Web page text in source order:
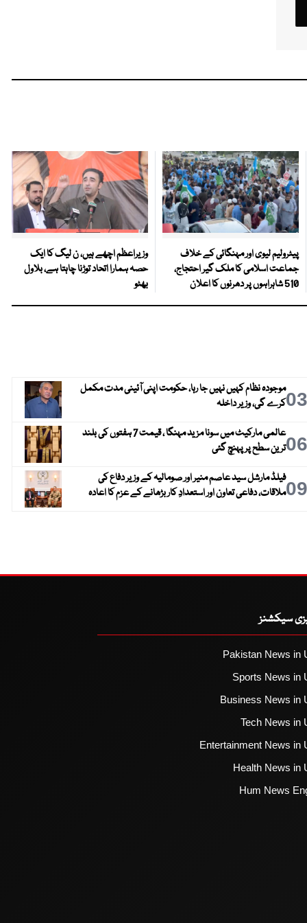
پیٹرولیم لیوی اور مہنگائی کے خلاف
جماعت اسلامی کا ملک گیر احتجاج،
510 شاہراہوں پر دھرنوں کا اعلان
وزیراعظم اچھے ہیں، ن لیگ کا ایک
حصہ ہمارا اتحاد توڑنا چاہتا ہے، بلاول
بھٹو
03موجودہ نظام کہیں نہیں جا رہا، حکومت اپنی آئینی مدت مکمل
کرے گی، وزیر داخلہ
06
عالمی مارکیٹ میں سونا مزید مہنگا ، قیمت 7 ہفتوں کی بلند
ترین سطح پر پہنچ گئی
09فیلڈ مارشل سید عاصم منیر اور صومالیہ کے وزیر دفاع کی
ملاقات، دفاعی تعاون اور استعدادِ کار بڑھانے کے عزم کا اعادہ
سیکشنز
Pakistan News in
Sports News in
Business News in
Tech News in
Entertainment News in
Health News in
Hum News